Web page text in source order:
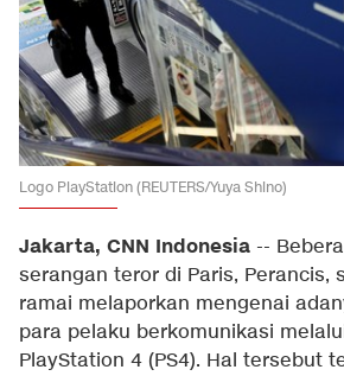
Logo PlayStation (REUTERS/Yuya Shino)
Jakarta, CNN Indonesia --
serangan teror di Paris, Perancis,
ramai melaporkan mengenai
para pelaku berkomunikasi
PlayStation 4 (PS4). Hal tersebut